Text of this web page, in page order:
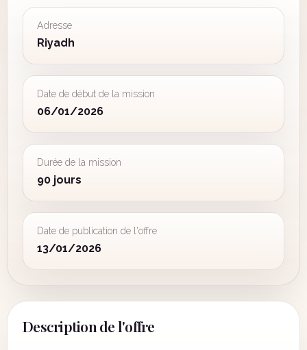
Adresse
Riyadh
Date de début de la mission
06/01/2026
Durée de la mission
90 jours
Date de publication de l'offre
13/01/2026
Description de l'offre